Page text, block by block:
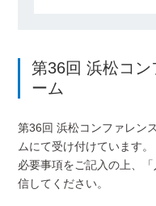
第36回 浜松コ
ーム
第36回 浜松コンファレン
ムにて受け付けています。
必要事項をご記入の上、
信してください。